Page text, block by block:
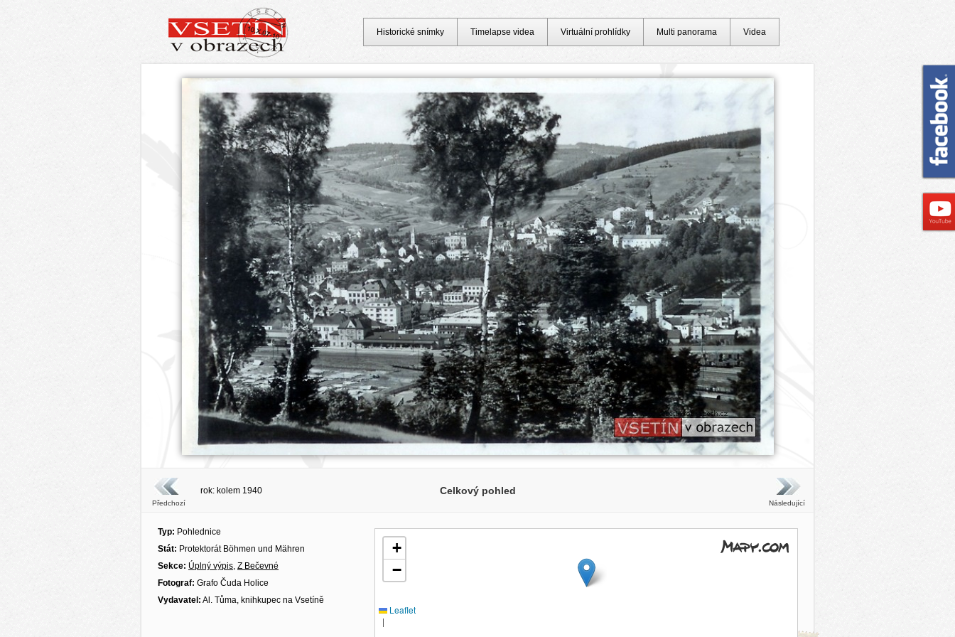
Předchozí
rok: kolem 1940 Celkový pohled
Následující
Typ: Pohlednice
Stát: Protektorát Böhmen und Mähren
Sekce: Úplný výpis, Z Bečevné
Fotograf: Grafo Čuda Holice
Vydavatel: Al. Tůma, knihkupec na Vsetíně
+
−
Leaflet
|
Historické snímky Timelapse videa Virtuální prohlídky Multi panorama Videa